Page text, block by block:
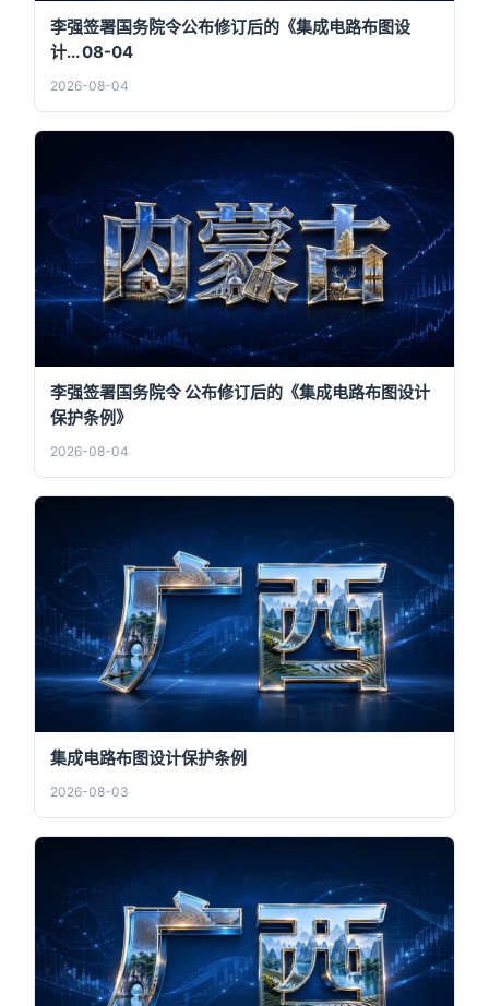
李强签署国务院令公布修订后的《集成电路布图设
计... 08-04
2026-08-04
李强签署国务院令 公布修订后的《集成电路布图设计
保护条例》
2026-08-04
集成电路布图设计保护条例
2026-08-03